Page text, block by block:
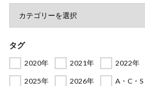
タグ
2020年 2021年 2022年
2025年
2026年 A・C・S